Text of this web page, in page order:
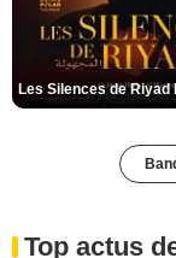
Top actus